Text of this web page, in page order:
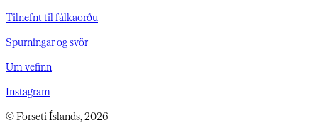
Tilnefnt til fálkaorðu
Spurningar og svör
Um vefinn
Instagram
© Forseti Íslands, 2026